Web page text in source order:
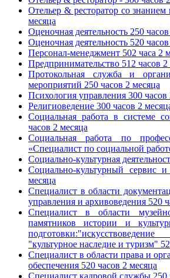
Отельер & ресторатор со знанием
месяца
Оценочная деятельность 250
Оценочная деятельность 520
Персонал-менеджмент 502 часа 2
Предпринимательство 512 часов 2
Протокольная служба и
мероприятий 250 часов 2 месяца
Психология управления 300 часов
Религиоведение 300 часов 2
Социальная работа в системе
часов 2 месяца
Социальная работа по
«Специалист по социальной
Социально-культурная
Социально-культурный сервис
месяца
Специалист в области
управления и архивоведения 520
Специалист в области
памятников истории и
"культурное наследие и туризм"
Специалист в области права и
обеспечения 520 часов 2 месяца
Специалист кадровой службы 250